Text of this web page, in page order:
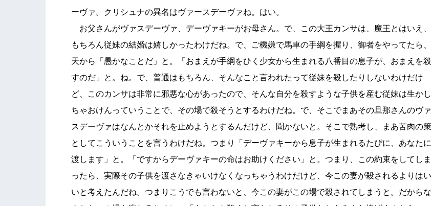
ーヴァ。クリシュナの異名はヴァースデーヴァね。はい。
お父さんがヴァスデーヴァ、デーヴァキーがお母さん。で、この大王カンサは、魔王とはいえ、
もちろん従妹の結婚は嬉しかったわけだね。で、ご機嫌で馬車の手綱を握り、御者をやってたら、
天から「愚かなことだ」と。「おまえが手綱をひく少女から生まれる八番目の息子が、おまえを殺
すのだ」と。ね。で、普通はもちろん、そんなこと言われたって従妹を殺したりしないわけだけ
ど、このカンサは非常に邪悪な心があったので、そんな自分を殺すような子供を産む従妹は生かし
ちゃおけんっていうことで、その場で殺そうとするわけだね。で、そこでまあその旦那さんのヴァ
スデーヴァはなんとかそれを止めようとするんだけど、聞かないと。そこで熟考し、まあ苦肉の策
としてこういうことを言うわけだね。つまり「デーヴァキーから息子が生まれるたびに、あなたに
渡します」と。「ですからデーヴァキーの命はお助けください」と。つまり、この約束をしてしま
ったら、実際その子供を渡さなきゃいけなくなっちゃうわけだけど、今この妻が殺されるよりはい
いと考えたんだね。つまりこうでも言わないと、今この妻がこの場で殺されてしまうと。だからな